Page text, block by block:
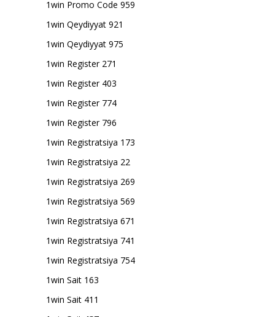
1win Promo Code 959
1win Qeydiyyat 921
1win Qeydiyyat 975
1win Register 271
1win Register 403
1win Register 774
1win Register 796
1win Registratsiya 173
1win Registratsiya 22
1win Registratsiya 269
1win Registratsiya 569
1win Registratsiya 671
1win Registratsiya 741
1win Registratsiya 754
1win Sait 163
1win Sait 411